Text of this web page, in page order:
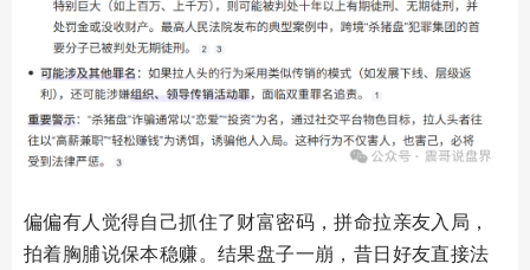
偏偏有人觉得自己抓住了财富密码，拼命拉亲友入局，
拍着胸脯说保本稳赚。结果盘子一崩，昔日好友直接法